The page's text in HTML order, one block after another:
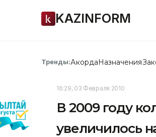
KAZINFORM
Тренды:АкордаНазначения
16:29, 03 Февраля 2010
В 2009 году
увеличилось